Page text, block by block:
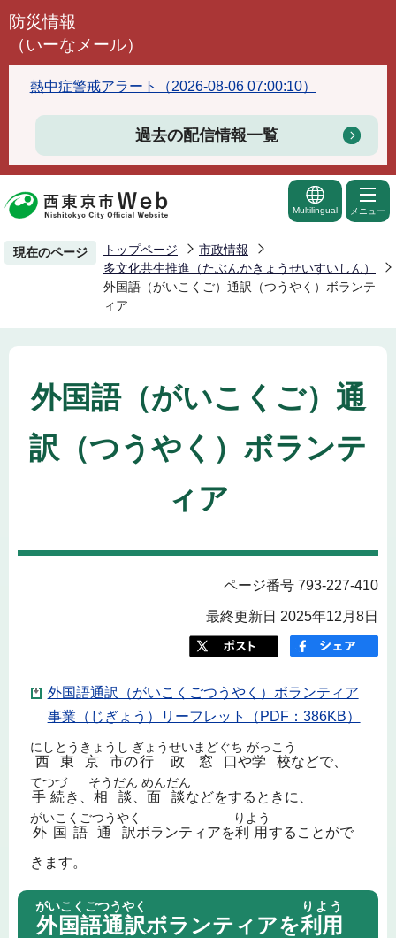
こ
頭
で
防災情報
（いーなメール）
熱中症警戒アラート（2026-08-06 07:00:10）
過去の配信情報一覧
Multilingual メニュー
現在のページ トップページ
市政情報
多文化共生推進（たぶんかきょうせいすいしん）
外国語（がいこくご）通訳（つうやく）ボランテ
ィア
外国語（がいこくご）通
訳（つうやく）ボランテ
ィア
ページ番号 793-227-410
最終更新日 2025年12月8日
外国語通訳（がいこくごつうやく）ボランティア
事業（じぎょう）リーフレット（PDF：386KB）
西
にし
東京市
とうきょうし
の行政
ぎょうせい
窓口
まどぐち
や学校
がっこう
などで、
手続
てつづ
き、 相談
そうだん
面談
めんだん
などをするときに、
外国語
がいこくご
通訳
つうやく
ボランティアを利用
りよう
することがで
きます。
外国語通訳
がいこくごつうやく
ボランティアを利用
りよう